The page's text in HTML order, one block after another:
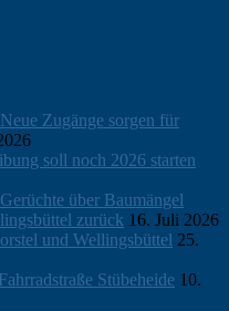
Zugänge sorgen für
soll noch 2026 starten
über Baumängel
zurück 16. Juli 2026
und Wellingsbüttel 25.
Stübeheide 10.